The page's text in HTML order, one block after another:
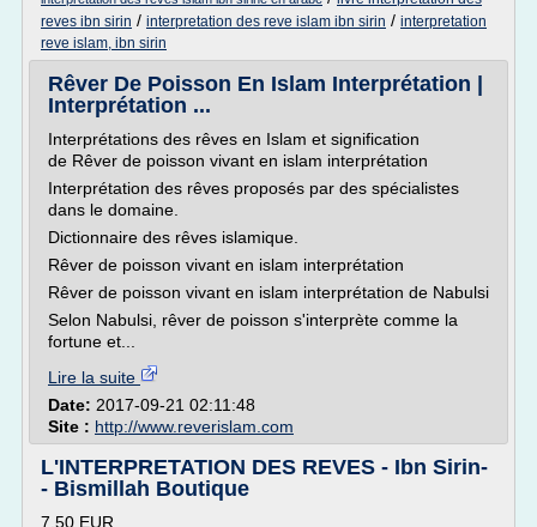
reves ibn sirin / interpretation des reve islam ibn sirin / interpretation
reve islam, ibn sirin
Rêver De Poisson En Islam Interprétation |
Interprétation ...
Interprétations des rêves en Islam et signification
de Rêver de poisson vivant en islam interprétation
Interprétation des rêves proposés par des spécialistes
dans le domaine.
Dictionnaire des rêves islamique.
Rêver de poisson vivant en islam interprétation
Rêver de poisson vivant en islam interprétation de Nabulsi
Selon Nabulsi, rêver de poisson s'interprète comme la
fortune et...
Lire la suite
Date: 2017-09-21 02:11:48
Site : http://www.reverislam.com
L'INTERPRETATION DES REVES - Ibn Sirin-
- Bismillah Boutique
7,50 EUR